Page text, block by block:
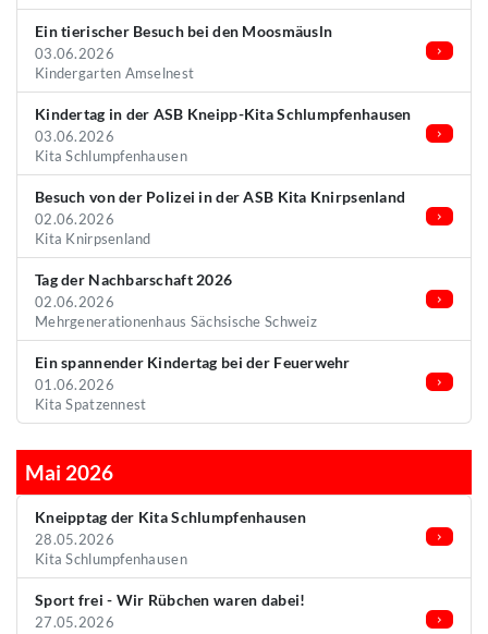
Ein tierischer Besuch bei den Moosmäusln
03.06.2026
Kindergarten Amselnest
Kindertag in der ASB Kneipp-Kita Schlumpfenhausen
03.06.2026
Kita Schlumpfenhausen
Besuch von der Polizei in der ASB Kita Knirpsenland
02.06.2026
Kita Knirpsenland
Tag der Nachbarschaft 2026
02.06.2026
Mehrgenerationenhaus Sächsische Schweiz
Ein spannender Kindertag bei der Feuerwehr
01.06.2026
Kita Spatzennest
Mai 2026
Kneipptag der Kita Schlumpfenhausen
28.05.2026
Kita Schlumpfenhausen
Sport frei - Wir Rübchen waren dabei!
27.05.2026